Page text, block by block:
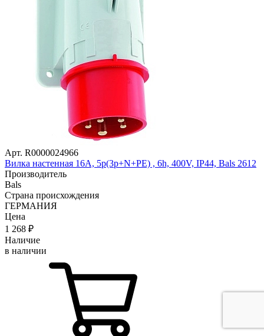
Арт. R0000024966
Вилка настенная 16A, 5p(3р+N+PЕ) , 6h, 400V, IP44, Bals 2612
Производитель
Bals
Страна происхождения
ГЕРМАНИЯ
Цена
1 268 ₽
Наличие
в наличии